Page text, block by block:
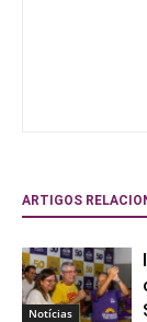
ARTIGOS
Notícias